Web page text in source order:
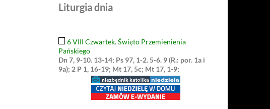
Liturgia dnia
6 VIII Czwartek. Święto Przemienienia
Pańskiego
Dn 7, 9-10. 13-14; Ps 97, 1-2. 5-6. 9 (R.: por. 1a i
9a); 2 P 1, 16-19; Mt 17, 5c; Mt 17, 1-9;